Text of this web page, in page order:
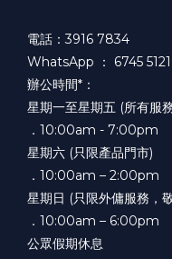
電話：3916 7834
WhatsApp ： 6745
辦公時間*：
星期一至星期五 (所有服
．10:00am - 7:00pm
星期六 (只限產品門市)
．10:00am – 2:00pm
星期日 (只限外傭服務，
．10:00am – 6:00pm
公眾假期休息